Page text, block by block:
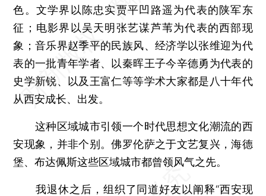
色。文学界以陈忠实贾平凹路遥为代表的陕军东
征；电影界以吴天明张艺谋芦苇为代表的西部现
象；音乐界赵季平的民族风、经济学以张维迎为代
表的一批青年学者、以秦晖王子今辛德勇为代表的
史学新锐、以及王富仁等等学术大家都是八十年代
从西安成长、出发。
这种区域城市引领一个时代思想文化潮流的西
安现象，并非个别。佛罗伦萨之于文艺复兴，海德
堡、布达佩斯这些区域城市都曾领风气之先。
我退休之后，组织了同道好友以阐释“西安现